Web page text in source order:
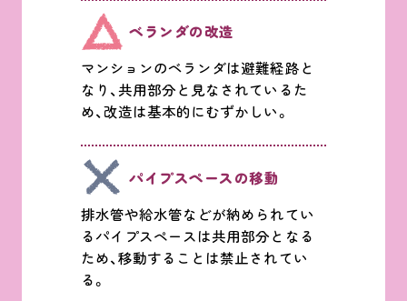
ベランダの改造
マンションのベランダは避難経路と
なり、共用部分と見なされているた
め、改造は基本的にむずかしい。
パイプスペースの移動
排水管や給水管などが納められてい
るパイプスペースは共用部分となる
ため、移動することは禁止されてい
る。